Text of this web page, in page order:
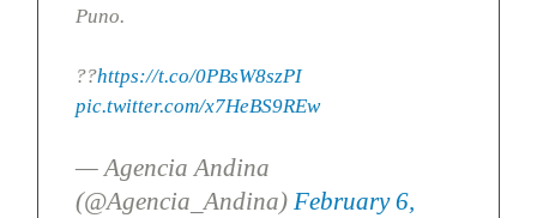
Puno.
??https://t.co/0PBsW8szPI
pic.twitter.com/x7HeBS9REw
— Agencia Andina
(@Agencia_Andina) February 6,